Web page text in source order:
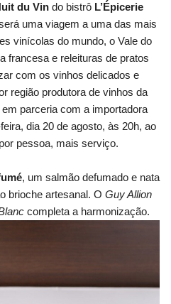
du Vin do bistrô L’Épicerie
uma viagem a uma das mais
vinícolas do mundo, o Vale do
francesa e releituras de pratos
com os vinhos delicados e
região produtora de vinhos da
parceria com a importadora
dia 20 de agosto, às 20h, ao
pessoa, mais serviço.
, um salmão defumado e nata
brioche artesanal. O Guy Allion
completa a harmonização.